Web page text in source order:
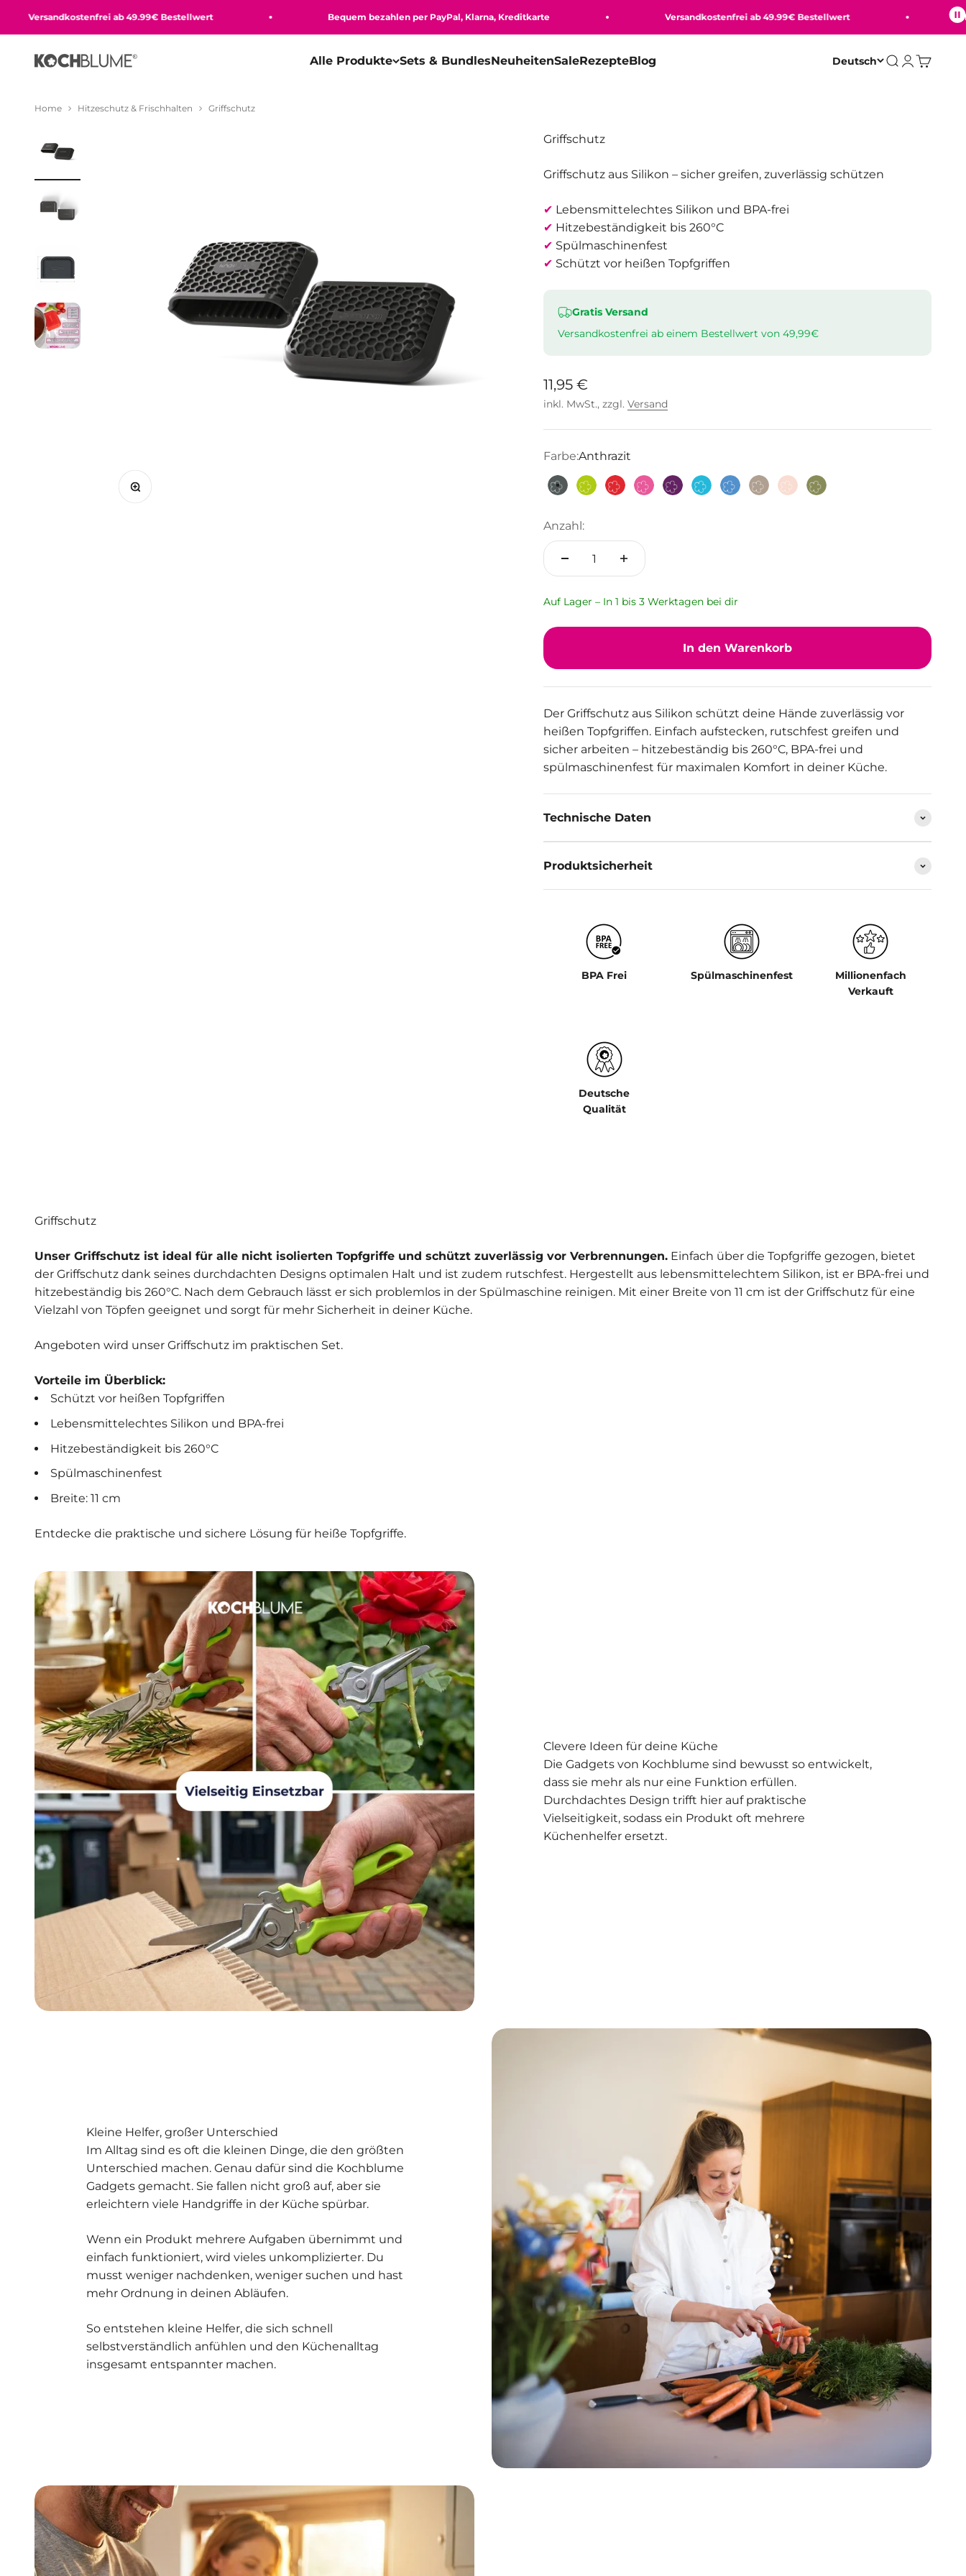
Versandkostenfrei ab 49.99€ Bestellwert Bequem bezahlen per PayPal, Klarna, Kreditkarte Versandkostenfrei ab 49.99€ Bestellwert
Alle Produkte Sets & BundlesNeuheitenSaleRezepteBlog
Kochblume GmbH Deutsch SucheAnmelden
Home Hitzeschutz & Frischhalten Griffschutz
Bild vergrößern
Griffschutz
Griffschutz aus Silikon – sicher greifen, zuverlässig schützen
✔ Lebensmittelechtes Silikon und BPA-frei
✔ Hitzebeständigkeit bis 260°C
✔ Spülmaschinenfest
✔ Schützt vor heißen Topfgriffen
Gratis Versand
Versandkostenfrei ab einem Bestellwert von 49,99€
Angebot
11,95 €
inkl. MwSt., zzgl. Versand
Farbe:Anthrazit
Anthrazit
LimetteRot Pink Lila TürkisHellblauTaupeAltrosaOlive
Anzahl:
Auf Lager – In 1 bis 3 Werktagen bei dir
In den Warenkorb
Der Griffschutz aus Silikon schützt deine Hände zuverlässig vor
heißen Topfgriffen. Einfach aufstecken, rutschfest greifen und
sicher arbeiten – hitzebeständig bis 260°C, BPA-frei und
spülmaschinenfest für maximalen Komfort in deiner Küche.
Technische Daten
Produktsicherheit
BPA Frei Spülmaschinenfest
Millionenfach
Verkauft
Deutsche
Qualität
Griffschutz
Unser Griffschutz ist ideal für alle nicht isolierten Topfgriffe und schützt zuverlässig vor Verbrennungen. Einfach über die Topfgriffe gezogen, bietet
der Griffschutz dank seines durchdachten Designs optimalen Halt und ist zudem rutschfest. Hergestellt aus lebensmittelechtem Silikon, ist er BPA-frei und
hitzebeständig bis 260°C. Nach dem Gebrauch lässt er sich problemlos in der Spülmaschine reinigen. Mit einer Breite von 11 cm ist der Griffschutz für eine
Vielzahl von Töpfen geeignet und sorgt für mehr Sicherheit in deiner Küche.
Angeboten wird unser Griffschutz im praktischen Set.
Vorteile im Überblick:
Schützt vor heißen Topfgriffen
Lebensmittelechtes Silikon und BPA-frei
Hitzebeständigkeit bis 260°C
Spülmaschinenfest
Breite: 11 cm
Entdecke die praktische und sichere Lösung für heiße Topfgriffe.
Clevere Ideen für deine Küche
Die Gadgets von Kochblume sind bewusst so entwickelt,
dass sie mehr als nur eine Funktion erfüllen.
Durchdachtes Design trifft hier auf praktische
Vielseitigkeit, sodass ein Produkt oft mehrere
Küchenhelfer ersetzt.
Kleine Helfer, großer Unterschied
Im Alltag sind es oft die kleinen Dinge, die den größten
Unterschied machen. Genau dafür sind die Kochblume
Gadgets gemacht. Sie fallen nicht groß auf, aber sie
erleichtern viele Handgriffe in der Küche spürbar.
Wenn ein Produkt mehrere Aufgaben übernimmt und
einfach funktioniert, wird vieles unkomplizierter. Du
musst weniger nachdenken, weniger suchen und hast
mehr Ordnung in deinen Abläufen.
So entstehen kleine Helfer, die sich schnell
selbstverständlich anfühlen und den Küchenalltag
insgesamt entspannter machen.